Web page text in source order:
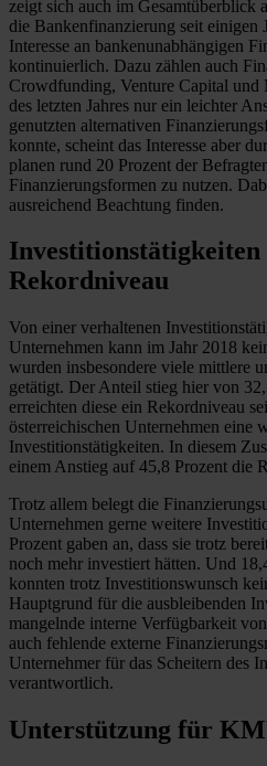
zeigt sich auch im Gesamtüberblick
die Bankenfinanzierung seit einigen
Interesse an bankenunabhängigen
kontinuierlich. Dazu zählen auch
Crowdfunding, Venture Capital und
des letzten Jahres nur ein leichter
genutzten alternativen
konnte, scheint das Interesse aber
planen rund 20 Prozent der
Finanzierungsformen zu nutzen.
ausreichend Beachtung finden.
Investitionstätigkeiten
Rekordniveau
Von einer verhaltenen
Unternehmen kann im Jahr 2018
wurden insbesondere viele mittlere
getätigt. Der Anteil stieg hier von
erreichten diese ein Rekordniveau
österreichischen Unternehmen eine
Investitionstätigkeiten. In diesem
einem Anstieg auf 45,8 Prozent die
Trotz allem belegt die
Unternehmen gerne weitere
Prozent gaben an, dass sie trotz
noch mehr investiert hätten. Und
konnten trotz Investitionswunsch
Hauptgrund für die ausbleibenden
mangelnde interne Verfügbarkeit
auch fehlende externe
Unternehmer für das Scheitern des
verantwortlich.
Unterstützung für